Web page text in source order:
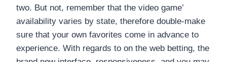
two. But not, remember that the video game’
availability varies by state, therefore double-make
sure that your own favorites come in advance to
experience. With regards to on the web betting, the